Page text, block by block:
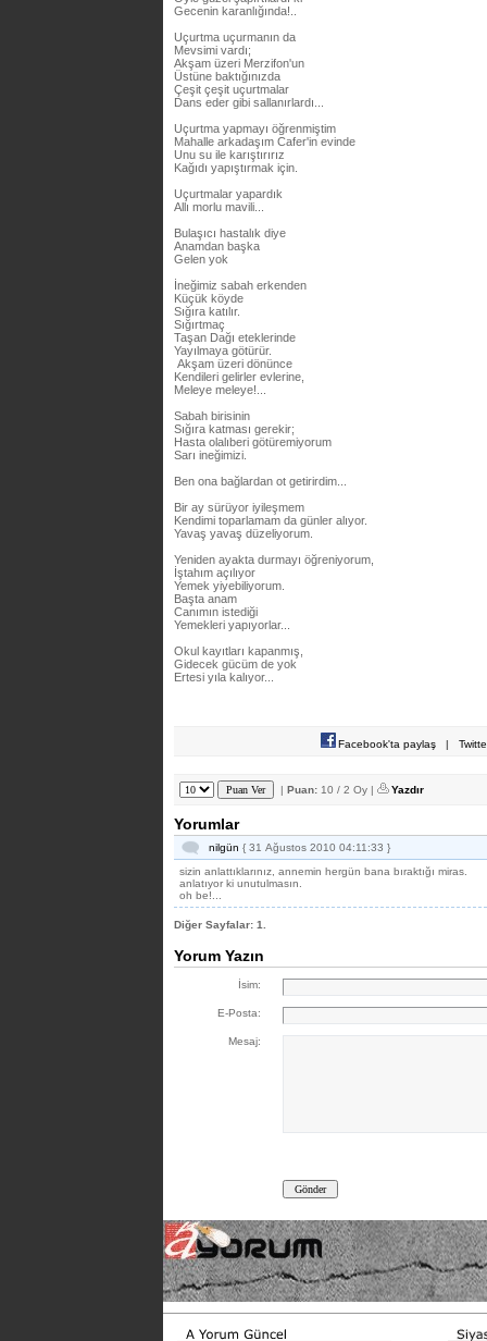
Gecenin karanlığında!..
Uçurtma uçurmanın da
Mevsimi vardı;
Akşam üzeri Merzifon'un
Üstüne baktığınızda
Çeşit çeşit uçurtmalar
Dans eder gibi sallanırlardı...
Uçurtma yapmayı öğrenmiştim
Mahalle arkadaşım Cafer'in evinde
Unu su ile karıştırırız
Kağıdı yapıştırmak için.
Uçurtmalar yapardık
Allı morlu mavili...
Bulaşıcı hastalık diye
Anamdan başka
Gelen yok
İneğimiz sabah erkenden
Küçük köyde
Sığıra katılır.
Sığırtmaç
Taşan Dağı eteklerinde
Yayılmaya götürür.
Akşam üzeri dönünce
Kendileri gelirler evlerine,
Meleye meleye!...
Sabah birisinin
Sığıra katması gerekir;
Hasta olalıberi götüremiyorum
Sarı ineğimizi.
Ben ona bağlardan ot getirirdim...
Bir ay sürüyor iyileşmem
Kendimi toparlamam da günler alıyor.
Yavaş yavaş düzeliyorum.
Yeniden ayakta durmayı öğreniyorum,
İştahım açılıyor
Yemek yiyebiliyorum.
Başta anam
Canımın istediği
Yemekleri yapıyorlar...
Okul kayıtları kapanmış,
Gidecek gücüm de yok
Ertesi yıla kalıyor...
Facebook'ta paylaş |
| Puan: 10 / 2 Oy | Yazdır
Yorumlar
nilgün { 31 Ağustos 2010 04:11:33 }
sizin anlattıklarınız, annemin hergün bana bıraktığı miras.
anlatıyor ki unutulmasın.
oh be!...
Diğer Sayfalar: 1.
Yorum Yazın
İsim:
E-Posta:
Mesaj: